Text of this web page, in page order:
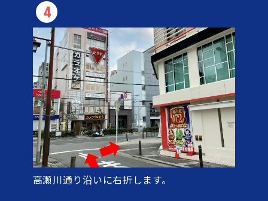
4
高瀬川通り沿いに右折します。